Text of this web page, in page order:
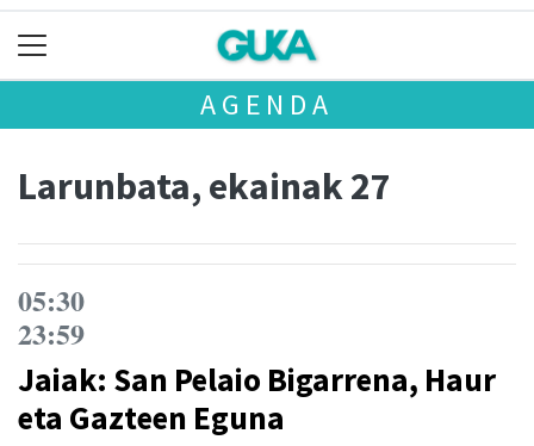
AGENDA
Larunbata, ekainak 27
05:30
23:59
Jaiak: San Pelaio Bigarrena, Haur
eta Gazteen Eguna